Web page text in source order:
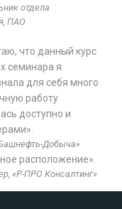
отдела
ПАО
что данный курс
семинара я
для себя много
работу
доступно и
Добыча»
расположение».
«Р-ПРО Консалтинг»